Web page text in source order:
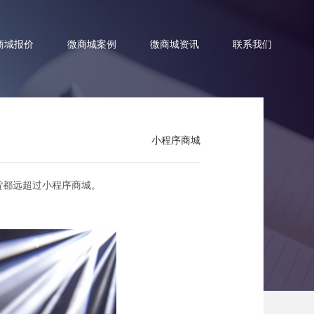
城报价 微商城案例 微商城资讯 联系我们
高？
小程序商城
远超过小程序商城。